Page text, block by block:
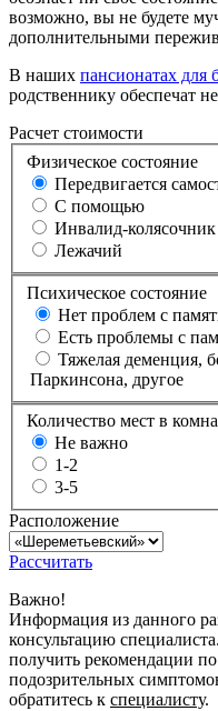
возможно, вы не будете
дополнительными
В наших пансионатах для
родственнику обеспечат
Расчет стоимости
Физическое состояние
Передвигается
С помощью
Инвалид-колясочник
Лежачий
Психическое состояние
Нет проблем с
Есть проблемы с
Тяжелая деменция, болезнь Альцгеймера,
Паркинсона, другое
Количество мест в
Не важно
1-2
3-5
Расположение
Рассчитать
Важно!
Информация из данного
консультацию
получить рекомендации
подозрительных
обратитесь к специалисту.